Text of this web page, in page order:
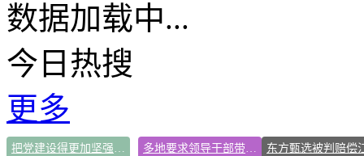
数据加载中...
今日热搜
更多
把党建设得更加坚强有力 多地要求领导干部带头休假